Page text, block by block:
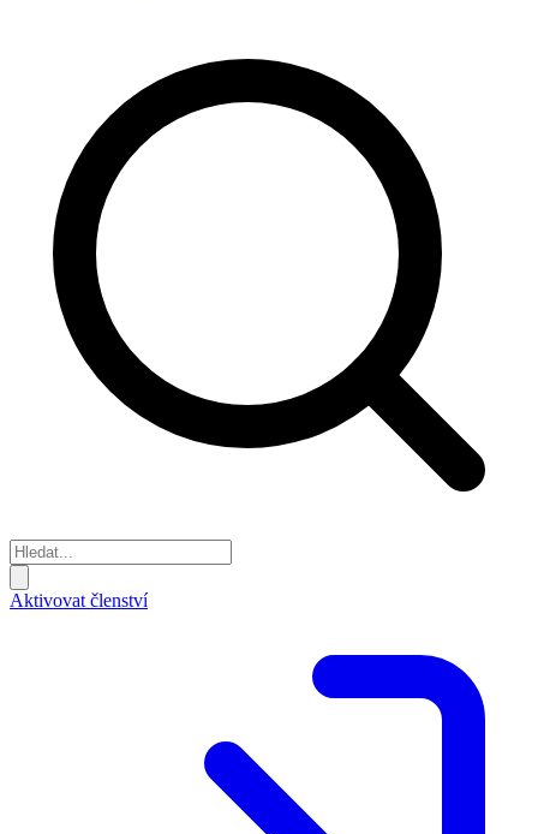
Aktivovat členství